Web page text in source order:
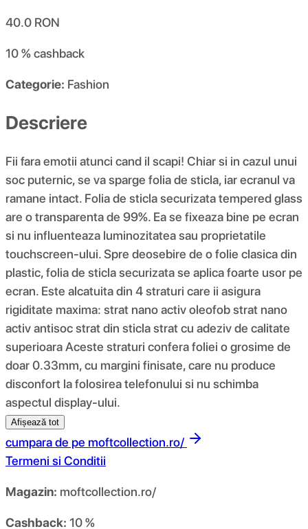
40.0 RON
10 %cashback
Categorie: Fashion
Descriere
Fii fara emotii atunci cand il scapi! Chiar si in cazul unui
soc puternic, se va sparge folia de sticla, iar ecranul va
ramane intact. Folia de sticla securizata tempered glass
are o transparenta de 99%. Ea se fixeaza bine pe ecran
si nu influenteaza luminozitatea sau proprietatile
touchscreen-ului. Spre deosebire de o folie clasica din
plastic, folia de sticla securizata se aplica foarte usor pe
ecran. Este alcatuita din 4 straturi care ii asigura
rigiditate maxima: strat nano activ oleofob strat nano
activ antisoc strat din sticla strat cu adeziv de calitate
superioara Aceste straturi confera foliei o grosime de
doar 0.33mm, cu margini finisate, care nu produce
disconfort la folosirea telefonului si nu schimba
aspectul display-ului.
Afișează tot
cumpara de pe moftcollection.ro/
Termeni si Conditii
Magazin: moftcollection.ro/
Cashback: 10 %